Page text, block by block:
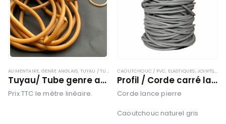
ALIMENTAIRE, GENRE ANGLAIS, TUYAU / TUBE / DURITE
Tuyau/ Tube genre anglais
Prix TTC le mètre linéaire.
CAOUTCHOUC / PVC, ELASTIQUES,JOINTS,
Profil / Corde carré lance pierre 6×6 mm
Corde lance pierre
Caoutchouc naturel gris